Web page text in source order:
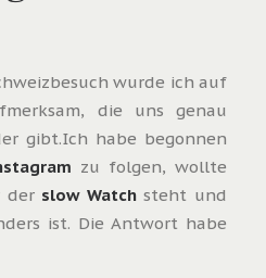
wurde ich auf
die uns genau
gibt.Ich habe begonnen
zu folgen, wollte
der slow Watchsteht und
ist. Die Antwort habe